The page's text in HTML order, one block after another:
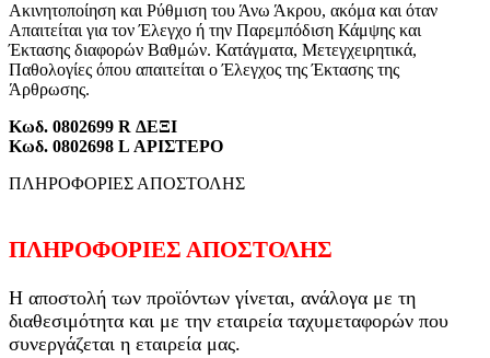
Ακινητοποίηση και Ρύθμιση του Άνω Άκρου, ακόμα και όταν
Απαιτείται για τον Έλεγχο ή την Παρεμπόδιση Κάμψης και
Έκτασης διαφορών Βαθμών. Κατάγματα, Μετεγχειρητικά,
Παθολογίες όπου απαιτείται ο Έλεγχος της Έκτασης της
Άρθρωσης.
Κωδ. 0802699 R ΔΕΞΙ
Κωδ. 0802698 L ΑΡΙΣΤΕΡΟ
ΠΛΗΡΟΦΟΡΙΕΣ ΑΠΟΣΤΟΛΗΣ
ΠΛΗΡΟΦΟΡΙΕΣ ΑΠΟΣΤΟΛΗΣ
Η αποστολή των προϊόντων γίνεται, ανάλογα με τη
διαθεσιμότητα και με την εταιρεία ταχυμεταφορών που
συνεργάζεται η εταιρεία μας.